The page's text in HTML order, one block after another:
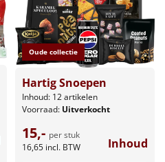
Oude collectie
Hartig Snoepen
Inhoud: 12 artikelen
Voorraad: Uitverkocht
15,- per stuk
16,65 incl. BTW Inhoud